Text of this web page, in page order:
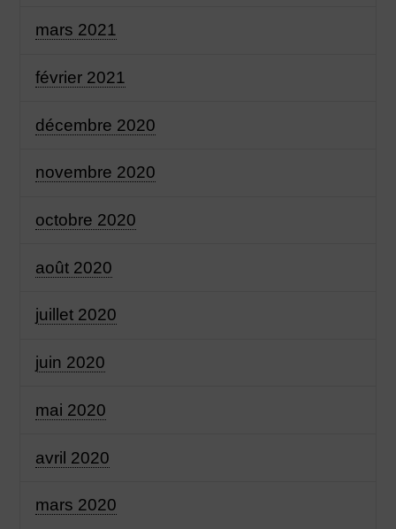
mars 2021
février 2021
décembre 2020
novembre 2020
octobre 2020
août 2020
juillet 2020
juin 2020
mai 2020
avril 2020
mars 2020